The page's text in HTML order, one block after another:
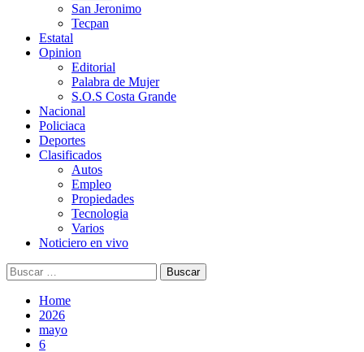
San Jeronimo
Tecpan
Estatal
Opinion
Editorial
Palabra de Mujer
S.O.S Costa Grande
Nacional
Policiaca
Deportes
Clasificados
Autos
Empleo
Propiedades
Tecnologia
Varios
Noticiero en vivo
Buscar:
Home
2026
mayo
6